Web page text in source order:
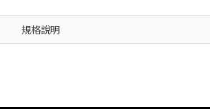
規格說明